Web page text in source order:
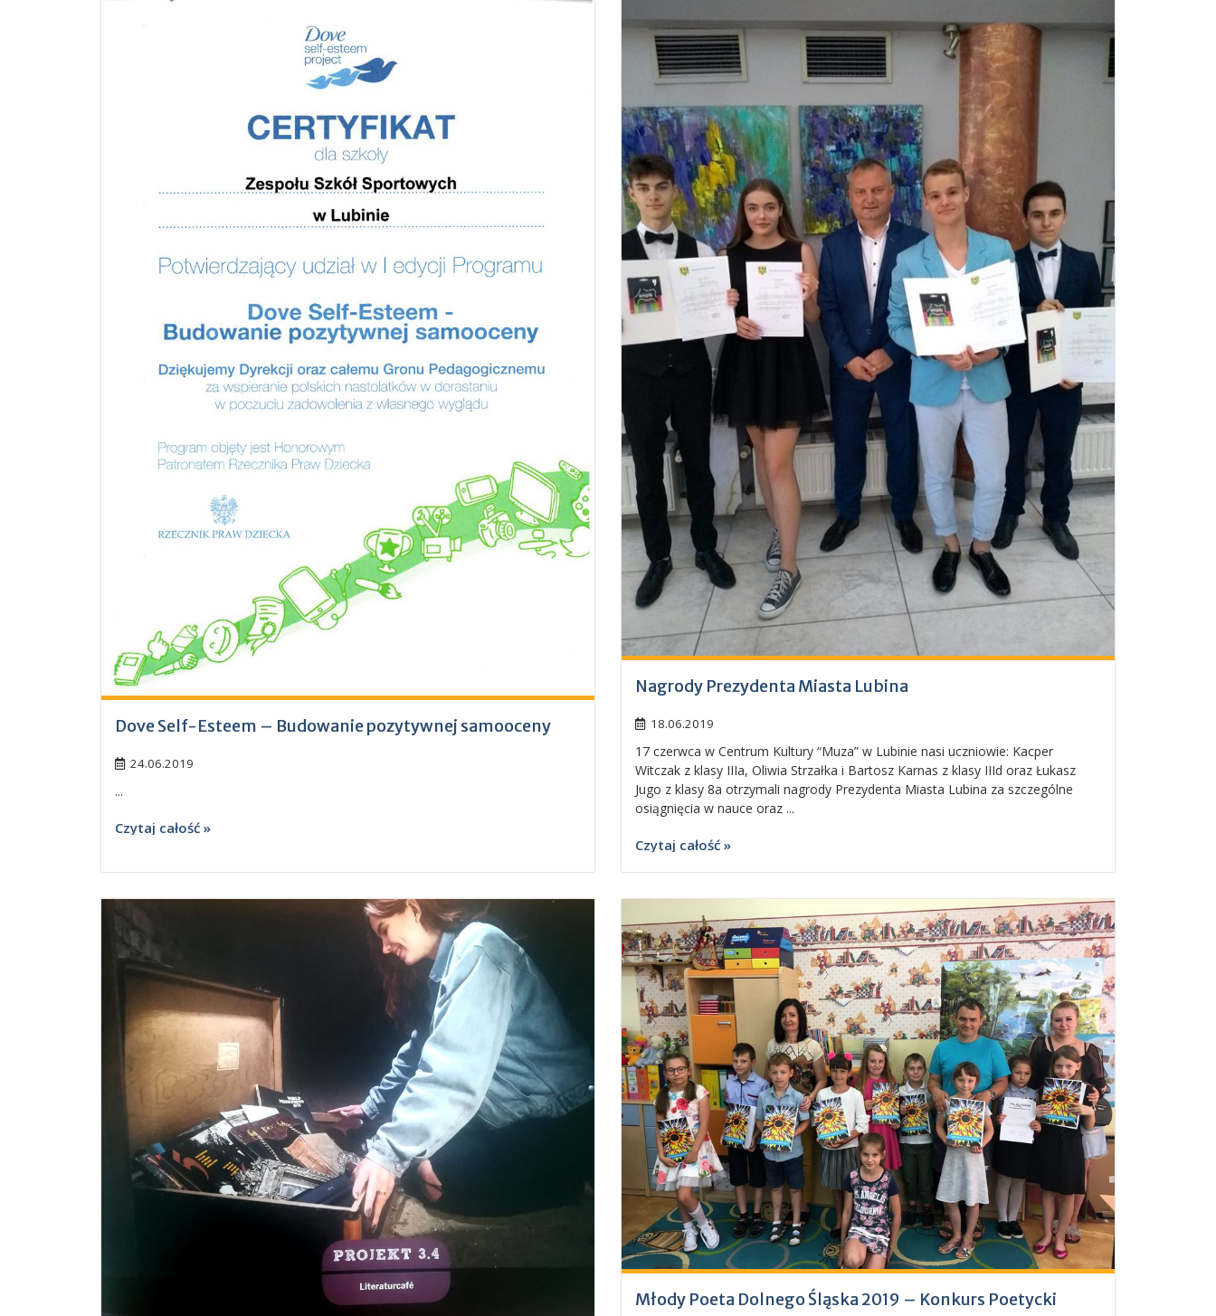
Dove Self-Esteem – Budowanie pozytywnej samooceny
24.06.2019
...
Czytaj całość »
Nagrody Prezydenta Miasta Lubina
18.06.2019
17 czerwca w Centrum Kultury “Muza” w Lubinie nasi uczniowie: Kacper
Witczak z klasy IIIa, Oliwia Strzałka i Bartosz Karnas z klasy IIId oraz Łukasz
Jugo z klasy 8a otrzymali nagrody Prezydenta Miasta Lubina za szczególne
osiągnięcia w nauce oraz ...
Czytaj całość »
Młody Poeta Dolnego Śląska 2019 – Konkurs Poetycki